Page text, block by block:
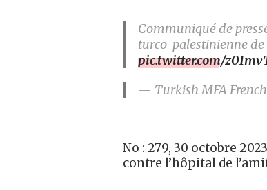
Communiqué de
turco-palestinienne de
pic.twitter.com/
— Turkish MFA
No : 279, 30 octobre
contre l’hôpital de